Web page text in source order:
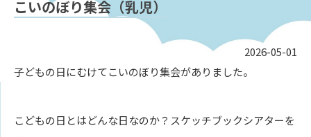
こいのぼり集会（乳児）
2026-05-01
子どもの日にむけてこいのぼり集会がありました。
こどもの日とはどんな日なのか？スケッチブックシアターを